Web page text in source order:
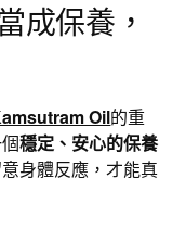
成保養，
Oil的重
穩定、安心的保養
身體反應，才能真